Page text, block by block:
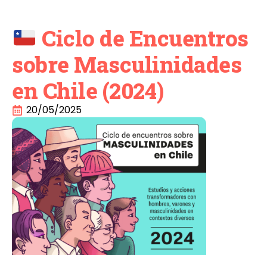
Ciclo de Encuentros
sobre Masculinidades
en Chile (2024)
20/05/2025